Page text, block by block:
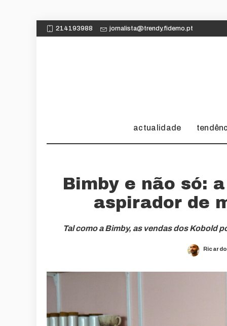
214193988 jornalista@trendy.fidemo.pt
actualidade
Bimby e não só:
aspirador de
Tal como a Bimby, as vendas dos Kobold
Posted